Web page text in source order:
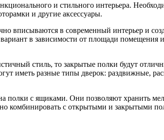
и стильного интерьера.
и другие аксессуары.
вписываются в современный интерьер и
в зависимости от площади помещения
стиль, то закрытые полки будут
иметь разные типы дверок: раздвижные,
с ящиками. Они позволяют хранить
с открытыми и закрытыми